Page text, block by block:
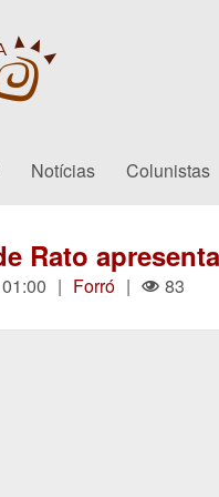
Notícias Colunistas
Rato
| Forró | 83